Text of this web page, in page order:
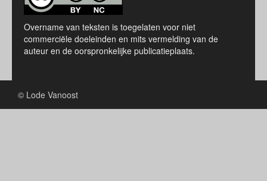
Overname van teksten is toegelaten voor niet
commerciële doeleinden en mits vermelding van de
auteur en de oorspronkelijke publicatieplaats.
© Lode Vanoost